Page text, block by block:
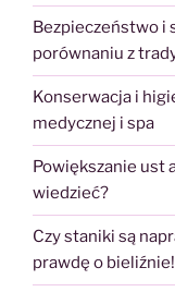
Bezpieczeństwo i
porównaniu z
Konserwacja i
medycznej i spa
Powiększanie ust
wiedzieć?
Czy staniki są
prawdę o bieliźnie!